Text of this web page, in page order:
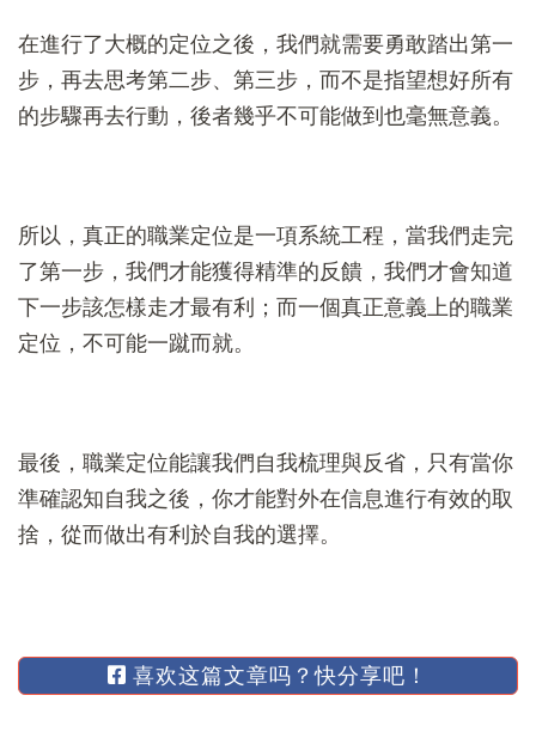
在進行了大概的定位之後，我們就需要勇敢踏出第一
步，再去思考第二步、第三步，而不是指望想好所有
的步驟再去行動，後者幾乎不可能做到也毫無意義。
所以，真正的職業定位是一項系統工程，當我們走完
了第一步，我們才能獲得精準的反饋，我們才會知道
下一步該怎樣走才最有利；而一個真正意義上的職業
定位，不可能一蹴而就。
最後，職業定位能讓我們自我梳理與反省，只有當你
準確認知自我之後，你才能對外在信息進行有效的取
捨，從而做出有利於自我的選擇。
喜欢这篇文章吗？快分享吧！